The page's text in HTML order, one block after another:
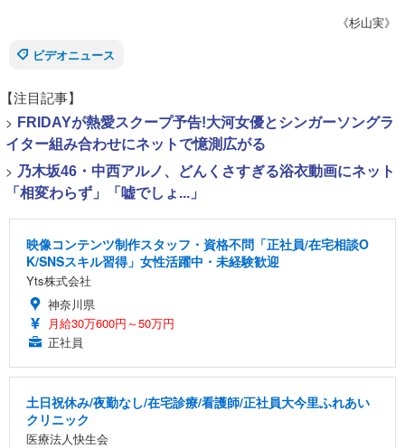
《杉山実》
ビデオニュース
【注目記事】
> FRIDAYが熱愛スクープ予告!大河女優とシンガーソングラ
イター組み合わせにネットで憶測広がる
> 乃木坂46・中西アルノ、どんくさすぎる浴衣動画にネット
「相変わらず」「嘘でしょ...」
映像コンテンツ制作スタッフ・資格不問「正社員/在宅相談O
K/SNSスキル習得」女性活躍中・未経験歓迎
Yts株式会社
神奈川県
月給30万600円～50万円
正社員
土日祝休み/夜勤なし/在宅診療/看護師/正社員大今里ふれあい
クリニック
医療法人快生会